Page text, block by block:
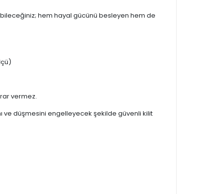
hem hayal gücünü besleyen hem de
vermez.
ve düşmesini engelleyecek şekilde güvenli kilit